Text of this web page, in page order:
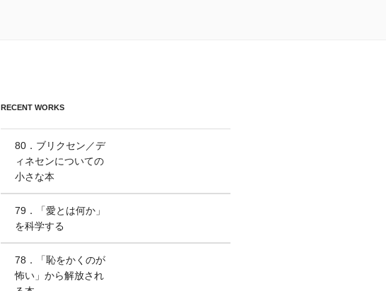
RECENT WORKS
80．ブリクセン／デ
ィネセンについての
小さな本
79．「愛とは何か」
を科学する
78．「恥をかくのが
怖い」から解放され